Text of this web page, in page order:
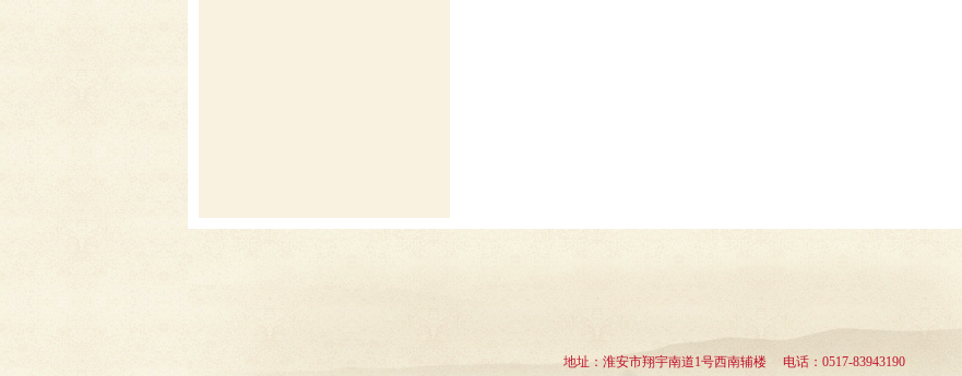
地址：淮安市翔宇南道1号西南辅楼 电话：0517-83943190